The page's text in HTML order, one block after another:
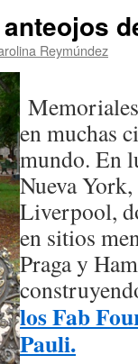
Reymúndez
en muchas
mundo. En
Nueva
Liverpool,
en sitios
Praga y
los Fab
Pauli.